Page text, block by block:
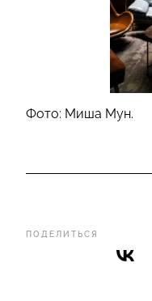
ПОДЕЛИТЬСЯ
Фото: Миша Мун.